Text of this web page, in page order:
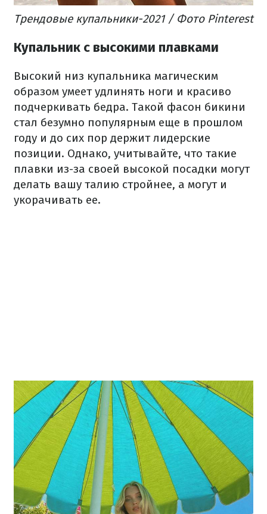
Трендовые купальники-2021 / Фото Pinterest
Купальник с высокими плавками
Высокий низ купальника магическим
образом умеет удлинять ноги и красиво
подчеркивать бедра. Такой фасон бикини
стал безумно популярным еще в прошлом
году и до сих пор держит лидерские
позиции. Однако, учитывайте, что такие
плавки из-за своей высокой посадки могут
делать вашу талию стройнее, а могут и
укорачивать ее.